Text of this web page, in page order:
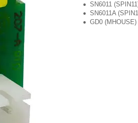
SN6011
SN6011A
GD0 (MHOUSE)